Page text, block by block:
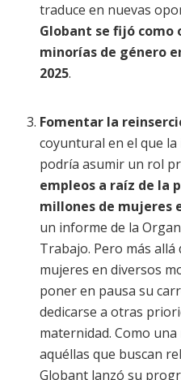
traduce en nuevas
Globant se fijó como
minorías de género
2025.
Fomentar la
coyuntural en el que
podría asumir un rol
empleos a raíz de la
millones de mujeres
un informe de la
Trabajo. Pero más allá
mujeres en diversos
poner en pausa su
dedicarse a otras
maternidad. Como
aquéllas que buscan
Globant lanzó su